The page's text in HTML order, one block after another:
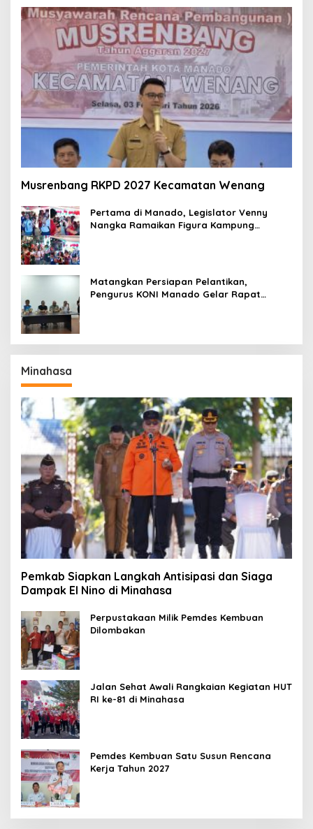
Musrenbang RKPD 2027 Kecamatan Wenang
Pertama di Manado, Legislator Venny
Nangka Ramaikan Figura Kampung
Matangkan Persiapan Pelantikan,
Pengurus KONI Manado Gelar Rapat
Minahasa
Pemkab Siapkan Langkah Antisipasi dan Siaga
Dampak El Nino di Minahasa
Perpustakaan Milik Pemdes Kembuan
Dilombakan
Jalan Sehat Awali Rangkaian Kegiatan HUT
RI ke-81 di Minahasa
Pemdes Kembuan Satu Susun Rencana
Kerja Tahun 2027